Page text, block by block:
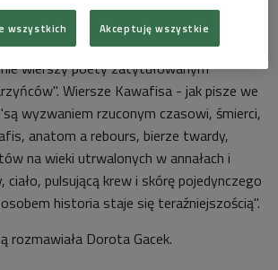
Foto: Wikipedia domena publiczna
się w opublikowanym właśnie
wierszy poety zatytułowanym
Wiersze Kawafisa - jak pisze we
wyzwaniem rzuconym czasowi, śmierci,
anatom a rebours, bierze twardy,
na wieki utrwalonych w annałach i
ciało, pulsującą krew i skórę pojedynczego
historia staje się teraźniejszością".
rozmawiała Dorota Gacek.
wszystkich Akceptuję wszystkie